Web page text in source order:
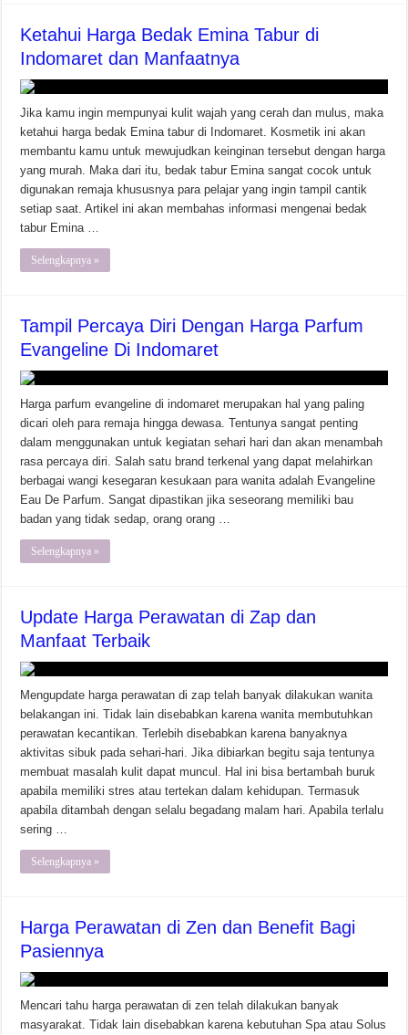
Ketahui Harga Bedak Emina Tabur di
Indomaret dan Manfaatnya
Jika kamu ingin mempunyai kulit wajah yang cerah dan mulus, maka
ketahui harga bedak Emina tabur di Indomaret. Kosmetik ini akan
membantu kamu untuk mewujudkan keinginan tersebut dengan harga
yang murah. Maka dari itu, bedak tabur Emina sangat cocok untuk
digunakan remaja khususnya para pelajar yang ingin tampil cantik
setiap saat. Artikel ini akan membahas informasi mengenai bedak
tabur Emina …
Selengkapnya »
Tampil Percaya Diri Dengan Harga Parfum
Evangeline Di Indomaret
Harga parfum evangeline di indomaret merupakan hal yang paling
dicari oleh para remaja hingga dewasa. Tentunya sangat penting
dalam menggunakan untuk kegiatan sehari hari dan akan menambah
rasa percaya diri. Salah satu brand terkenal yang dapat melahirkan
berbagai wangi kesegaran kesukaan para wanita adalah Evangeline
Eau De Parfum. Sangat dipastikan jika seseorang memiliki bau
badan yang tidak sedap, orang orang …
Selengkapnya »
Update Harga Perawatan di Zap dan
Manfaat Terbaik
Mengupdate harga perawatan di zap telah banyak dilakukan wanita
belakangan ini. Tidak lain disebabkan karena wanita membutuhkan
perawatan kecantikan. Terlebih disebabkan karena banyaknya
aktivitas sibuk pada sehari-hari. Jika dibiarkan begitu saja tentunya
membuat masalah kulit dapat muncul. Hal ini bisa bertambah buruk
apabila memiliki stres atau tertekan dalam kehidupan. Termasuk
apabila ditambah dengan selalu begadang malam hari. Apabila terlalu
sering …
Selengkapnya »
Harga Perawatan di Zen dan Benefit Bagi
Pasiennya
Mencari tahu harga perawatan di zen telah dilakukan banyak
masyarakat. Tidak lain disebabkan karena kebutuhan Spa atau Solus